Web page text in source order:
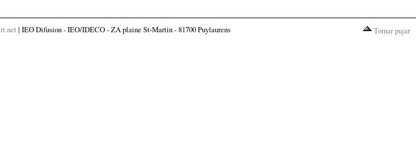
| IEO Difusion - IEO/IDECO - ZA plaine St-Martin - 81700 Puylaurens Tornar pujar